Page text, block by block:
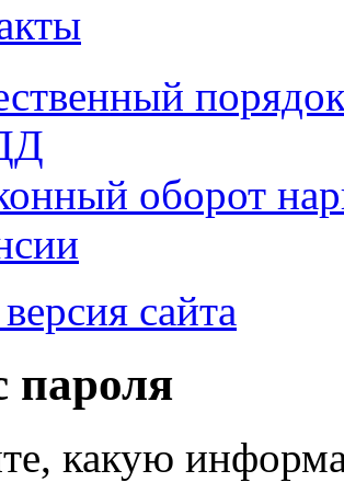
оборот
сайта
пароля
какую